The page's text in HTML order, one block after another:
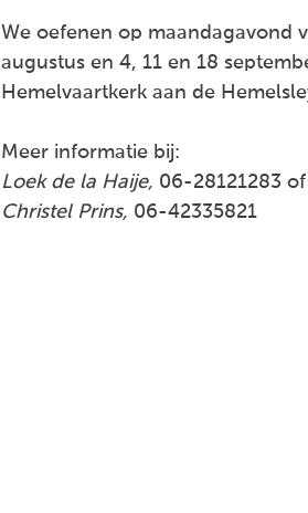
We oefenen op maandagavond
augustus en 4, 11 en 18
Hemelvaartkerk aan de
Meer informatie bij:
Loek de la Haije, 06-28121283
Christel Prins, 06-42335821